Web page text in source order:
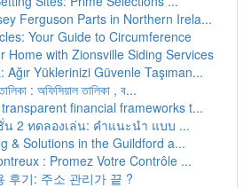
Ferguson Parts in Northern Irela...
Your Guide to Circumference
Home with Zionsville Siding Services
Ağır Yüklerinizi Güvenle Taşıman...
: অফিসিয়াল তালিকা , ব...
financial frameworks t...
น 2 ทดลองเล่น: คำแนะนำ แบบ ...
& Solutions in the Guildford a...
: Promez Votre Contrôle ...
후기: 주소 관리가 끝 ?